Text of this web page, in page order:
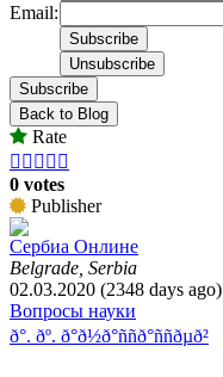
Email:
Subscribe
Back to Blog
Rate
    
0 votes
Publisher
Сербиа Онлине
Belgrade, Serbia
02.03.2020 (2348 days ago)
Вопросы науки
ð°. ðº. ð°ð½ð°ññð°ññðµð²